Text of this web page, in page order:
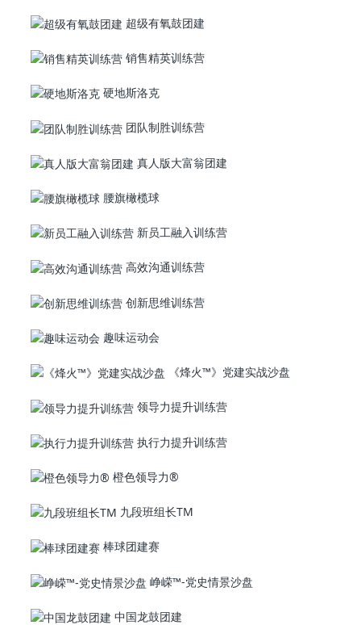
超级有氧鼓团建
销售精英训练营
硬地斯洛克
团队制胜训练营
真人版大富翁团建
腰旗橄榄球
新员工融入训练营
高效沟通训练营
创新思维训练营
趣味运动会
《烽火™》党建实战沙盘
领导力提升训练营
执行力提升训练营
橙色领导力®
九段班组长TM
棒球团建赛
峥嵘™-党史情景沙盘
中国龙鼓团建